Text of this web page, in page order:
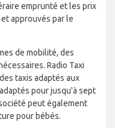
emprunté et les prix
approuvés par le
de mobilité, des
Radio Taxi
taxis adaptés aux
pour jusqu'à sept
peut également
pour bébés.